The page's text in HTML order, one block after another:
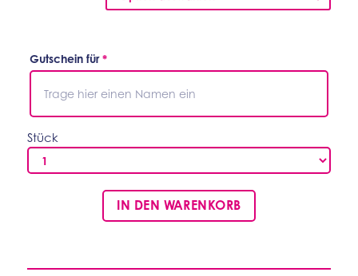
Gutschein für*
Stück
IN DEN WARENKORB